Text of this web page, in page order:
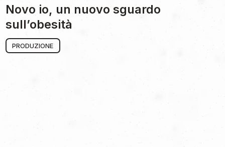
Novo io, un nuovo sguardo
sull’obesità
PRODUZIONE